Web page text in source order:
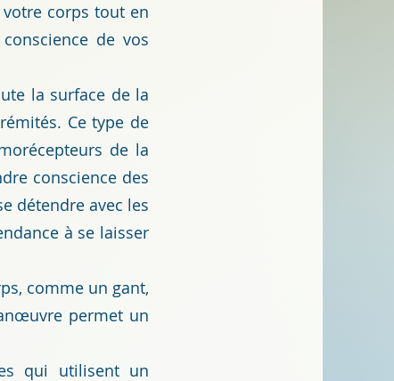
corps tout en
de vos
la surface de la
Ce type de
de la
conscience des
détendre avec les
à se laisser
comme un gant,
permet un
qui utilisent un